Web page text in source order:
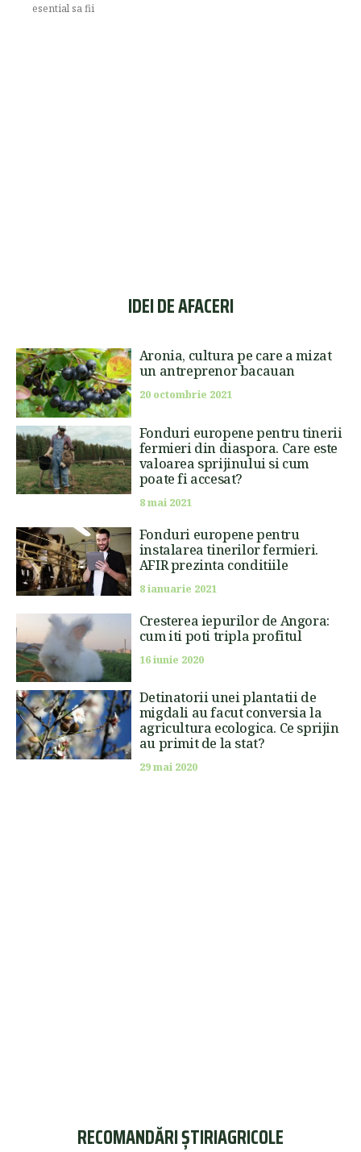
esential sa fii
IDEI DE AFACERI
Aronia, cultura pe care a mizat
un antreprenor bacauan
20 octombrie 2021
Fonduri europene pentru tinerii
fermieri din diaspora. Care este
valoarea sprijinului si cum
poate fi accesat?
8 mai 2021
Fonduri europene pentru
instalarea tinerilor fermieri.
AFIR prezinta conditiile
8 ianuarie 2021
Cresterea iepurilor de Angora:
cum iti poti tripla profitul
16 iunie 2020
Detinatorii unei plantatii de
migdali au facut conversia la
agricultura ecologica. Ce sprijin
au primit de la stat?
29 mai 2020
RECOMANDĂRI ȘTIRIAGRICOLE